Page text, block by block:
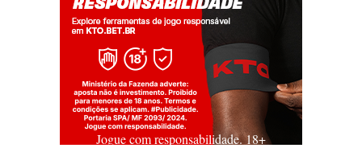
Jogue com responsabilidade. 18+